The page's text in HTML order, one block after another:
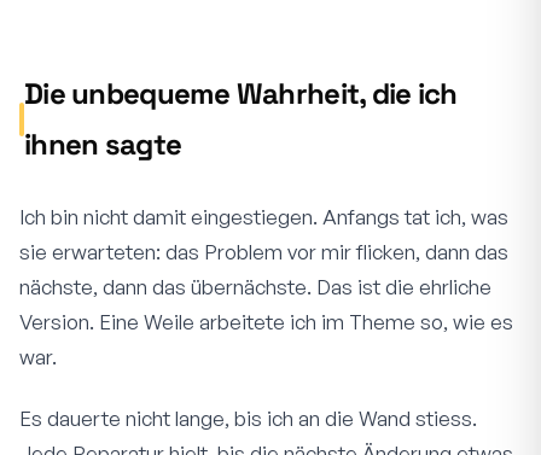
Die unbequeme Wahrheit, die ich
ihnen sagte
Ich bin nicht damit eingestiegen. Anfangs tat ich, was
sie erwarteten: das Problem vor mir flicken, dann das
nächste, dann das übernächste. Das ist die ehrliche
Version. Eine Weile arbeitete ich im Theme so, wie es
war.
Es dauerte nicht lange, bis ich an die Wand stiess.